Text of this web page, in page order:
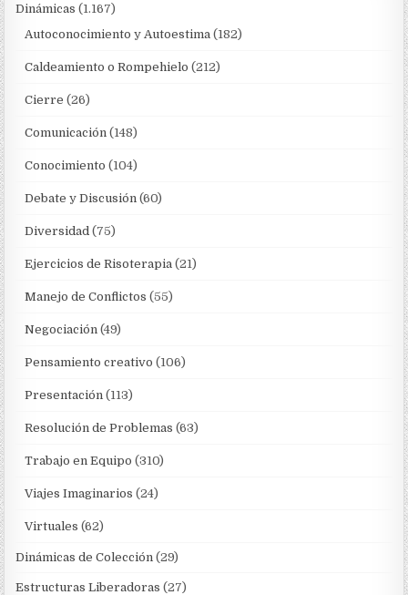
Dinámicas (1.167)
Autoconocimiento y Autoestima (182)
Caldeamiento o Rompehielo (212)
Cierre (26)
Comunicación (148)
Conocimiento (104)
Debate y Discusión (60)
Diversidad (75)
Ejercicios de Risoterapia (21)
Manejo de Conflictos (55)
Negociación (49)
Pensamiento creativo (106)
Presentación (113)
Resolución de Problemas (63)
Trabajo en Equipo (310)
Viajes Imaginarios (24)
Virtuales (62)
Dinámicas de Colección (29)
Estructuras Liberadoras (27)